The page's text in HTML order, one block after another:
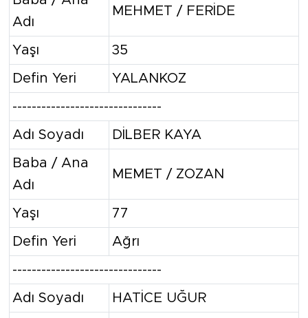
Adı
MEHMET / FERİDE
Yaşı 35
Defin Yeri YALANKOZ
-------------------------------
Adı Soyadı DİLBER KAYA
Baba / Ana
Adı
MEMET / ZOZAN
Yaşı 77
Defin Yeri Ağrı
-------------------------------
Adı Soyadı HATİCE UĞUR